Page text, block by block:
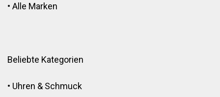
• Alle Marken
Beliebte Kategorien
• Uhren & Schmuck